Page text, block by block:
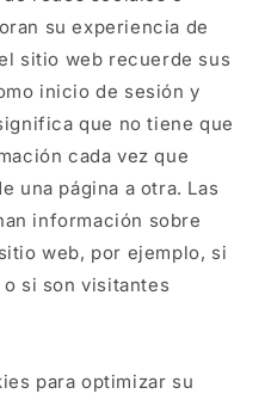
su experiencia de
sitio web recuerde sus
inicio de sesión y
que no tiene que
cada vez que
una página a otra. Las
información sobre
web, por ejemplo, si
si son visitantes
para optimizar su